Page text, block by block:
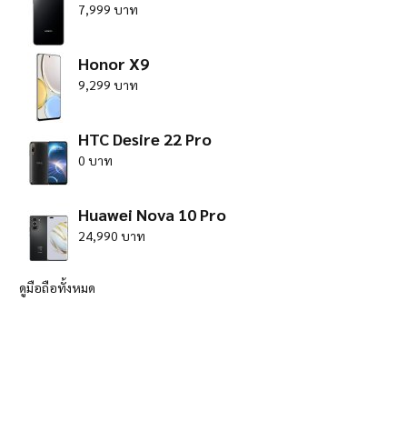
7,999 บาท
Honor X9
9,299 บาท
HTC Desire 22 Pro
0 บาท
Huawei Nova 10 Pro
24,990 บาท
ดูมือถือทั้งหมด